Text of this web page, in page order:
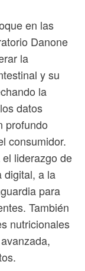
en las
Danone
la
y su
la
datos
profundo
consumidor.
liderazgo de
digital, a la
para
También
nutricionales